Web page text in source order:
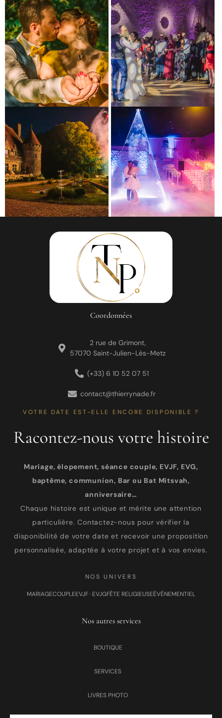
Coordonnées
2 rue de Grimont,
57070 Saint-Julien-Lès-Metz
(+33) 6 10 52 07 51
contact@thierrynade.fr
VOTRE DATE EST-ELLE ENCORE DISPONIBLE ?
Racontez-nous votre histoire
Mariage, élopement, séance couple, EVJF, EVG,
baptême, communion, Bar ou Bat Mitsvah,
anniversaire…
Chaque histoire est unique et mérite une attention
particulière. Contactez-nous pour vérifier la
disponibilité de votre date et recevoir une proposition
personnalisée, adaptée à votre projet et à vos envies.
NOS UNIVERS
MARIAGECOUPLEEVJF · EVJGFÊTE RELIGIEUSEÉVÉNEMENTIEL
Nos autres services
BOUTIQUE
SERVICES
LIVRES PHOTO